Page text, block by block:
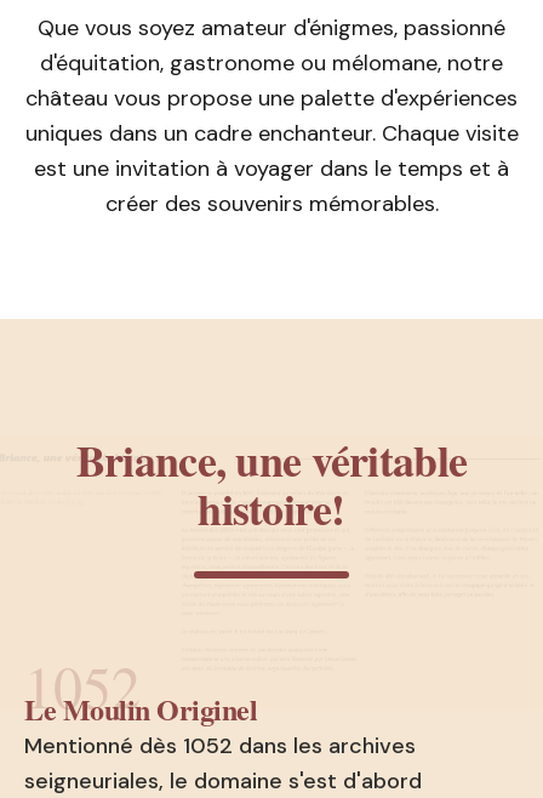
Que vous soyez amateur d'énigmes, passionné
d'équitation, gastronome ou mélomane, notre
château vous propose une palette d'expériences
uniques dans un cadre enchanteur. Chaque visite
est une invitation à voyager dans le temps et à
créer des souvenirs mémorables.
Briance, une véritable
histoire!
1052
Le Moulin Originel
Mentionné dès 1052 dans les archives
seigneuriales, le domaine s'est d'abord